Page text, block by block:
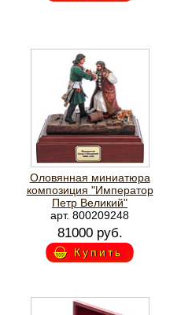
Оловянная миниатюра
композиция "Император
Петр Великий"
арт. 800209248
81000 руб.
Купить